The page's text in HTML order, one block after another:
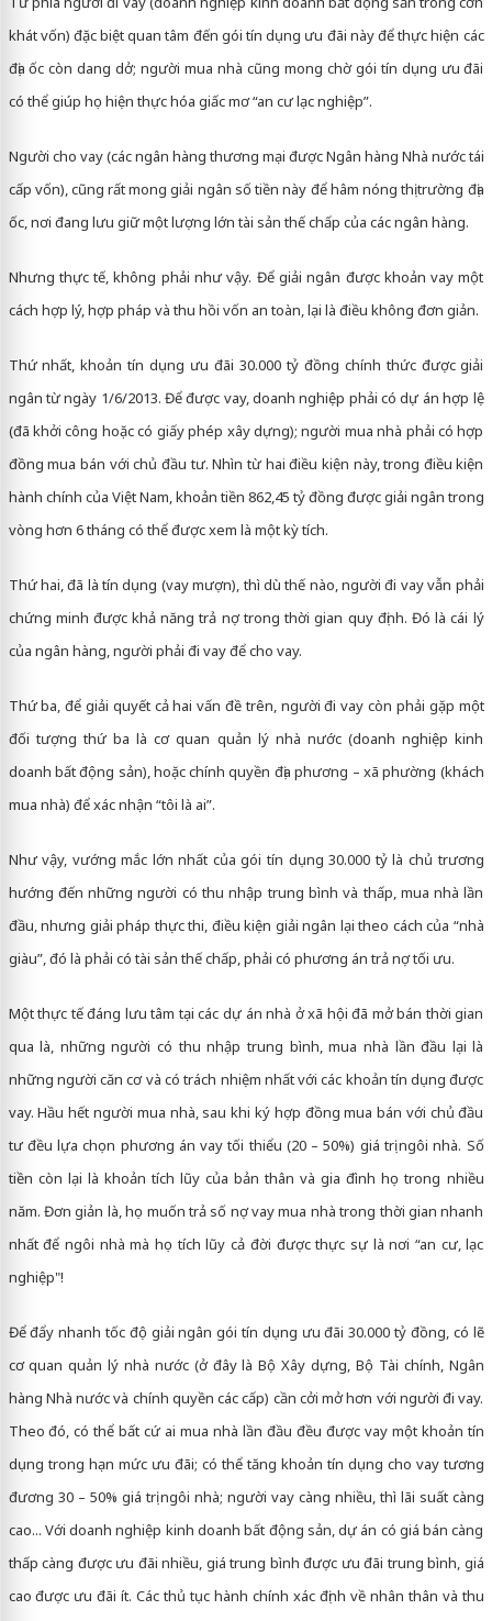
khát vốn) đặc biệt quan tâm đến gói tín dụng ưu đãi này để thực hiện các
địa ốc còn dang dở; người mua nhà cũng mong chờ gói tín dụng ưu đãi
có thể giúp họ hiện thực hóa giấc mơ “an cư lạc nghiệp”.
Người cho vay (các ngân hàng thương mại được Ngân hàng Nhà nước tái
cấp vốn), cũng rất mong giải ngân số tiền này để hâm nóng thị trường địa
ốc, nơi đang lưu giữ một lượng lớn tài sản thế chấp của các ngân hàng.
Nhưng thực tế, không phải như vậy. Để giải ngân được khoản vay một
cách hợp lý, hợp pháp và thu hồi vốn an toàn, lại là điều không đơn giản.
Thứ nhất, khoản tín dụng ưu đãi 30.000 tỷ đồng chính thức được giải
ngân từ ngày 1/6/2013. Để được vay, doanh nghiệp phải có dự án hợp lệ
(đã khởi công hoặc có giấy phép xây dựng); người mua nhà phải có hợp
đồng mua bán với chủ đầu tư. Nhìn từ hai điều kiện này, trong điều kiện
hành chính của Việt Nam, khoản tiền 862,45 tỷ đồng được giải ngân trong
vòng hơn 6 tháng có thể được xem là một kỳ tích.
Thứ hai, đã là tín dụng (vay mượn), thì dù thế nào, người đi vay vẫn phải
chứng minh được khả năng trả nợ trong thời gian quy định. Đó là cái lý
của ngân hàng, người phải đi vay để cho vay.
Thứ ba, để giải quyết cả hai vấn đề trên, người đi vay còn phải gặp một
đối tượng thứ ba là cơ quan quản lý nhà nước (doanh nghiệp kinh
doanh bất động sản), hoặc chính quyền địa phương – xã phường (khách
mua nhà) để xác nhận “tôi là ai”.
Như vậy, vướng mắc lớn nhất của gói tín dụng 30.000 tỷ là chủ trương
hướng đến những người có thu nhập trung bình và thấp, mua nhà lần
đầu, nhưng giải pháp thực thi, điều kiện giải ngân lại theo cách của “nhà
giàu”, đó là phải có tài sản thế chấp, phải có phương án trả nợ tối ưu.
Một thực tế đáng lưu tâm tại các dự án nhà ở xã hội đã mở bán thời gian
qua là, những người có thu nhập trung bình, mua nhà lần đầu lại là
những người căn cơ và có trách nhiệm nhất với các khoản tín dụng được
vay. Hầu hết người mua nhà, sau khi ký hợp đồng mua bán với chủ đầu
tư đều lựa chọn phương án vay tối thiểu (20 – 50%) giá trị ngôi nhà. Số
tiền còn lại là khoản tích lũy của bản thân và gia đình họ trong nhiều
năm. Đơn giản là, họ muốn trả số nợ vay mua nhà trong thời gian nhanh
nhất để ngôi nhà mà họ tích lũy cả đời được thực sự là nơi “an cư, lạc
nghiệp"!
Để đẩy nhanh tốc độ giải ngân gói tín dụng ưu đãi 30.000 tỷ đồng, có lẽ
cơ quan quản lý nhà nước (ở đây là Bộ Xây dựng, Bộ Tài chính, Ngân
hàng Nhà nước và chính quyền các cấp) cần cởi mở hơn với người đi vay.
Theo đó, có thể bất cứ ai mua nhà lần đầu đều được vay một khoản tín
dụng trong hạn mức ưu đãi; có thể tăng khoản tín dụng cho vay tương
đương 30 – 50% giá trị ngôi nhà; người vay càng nhiều, thì lãi suất càng
cao... Với doanh nghiệp kinh doanh bất động sản, dự án có giá bán càng
thấp càng được ưu đãi nhiều, giá trung bình được ưu đãi trung bình, giá
cao được ưu đãi ít. Các thủ tục hành chính xác định về nhân thân và thu